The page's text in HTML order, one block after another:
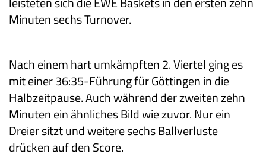
Minuten sechs Turnover.
Nach einem hart umkämpften 2. Viertel ging es
mit einer 36:35-Führung für Göttingen in die
Halbzeitpause. Auch während der zweiten zehn
Minuten ein ähnliches Bild wie zuvor. Nur ein
Dreier sitzt und weitere sechs Ballverluste
drücken auf den Score.